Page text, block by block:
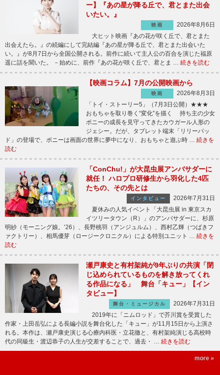
ー】『あの星が降る丘で、君とまた出会
いたい。』
映画
2026年8月6日
大ヒット映画『あの花が咲く丘で、君とまた
出会えたら。』の続編にして完結編『あの星が降る丘で、君とまた出会いた
い。』が8月7日から全国公開される。前作に続いて主人公の百合を演じた福原
遥に話を聞いた。 －始めに、前作『あの花が咲く丘で、君とま … 続きを読む
【映画コラム】7月の公開映画から
映画
2026年8月3日
「トイ・ストーリー5」（7月3日公開）★★★
おもちゃを取り巻く“変化”を描く 持ち主の少女
ボニーの成長を見守ってきたカウガール人形の
ジェシー。だが、タブレット端末「リリーパッ
ド」の登場で、ボニーは画面の世界に夢中になり、おもちゃと遊ぶ時 … 続きを
読む
「ConChu!」が大昆虫展アンバサダーに
就任！ ハロプロ研修生から羽化した4匹
たちの、その先とは
インタビュー
2026年7月31日
夏休みの人気イベント「大昆虫展 in 東京スカ
イツリータウン（R）」のアンバサダーに、杉原
明紗（モーニング娘。’26）、長野桃羽（アンジュルム）、西村乙輝（つばきフ
ァクトリー）、相馬優芽（ロージークロニクル）による特別ユニット … 続きを
読む
瀬戸康史と有村架純が9年ぶりの共演「閉
じ込められているものを解き放ってくれ
る作品になる」 舞台「キュー」【イン
タビュー】
舞台・ミュージカル
2026年7月31日
2019年に「ニムロッド」で芥川賞を受賞した
作家・上田岳弘による長編小説を舞台化した「キュー」が11月15日から上演さ
れる。本作は、瀬戸康史演じる心療内科医・立花徹と、有村架純演じる高校時
代の同級生・渡辺恭子の人生が交差することで、過去・ … 続きを読む
more »